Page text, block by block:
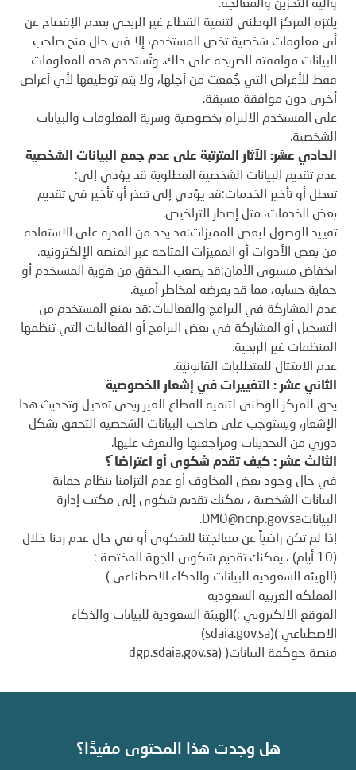
وآلية التخزين والمعالجة.
يلتزم المركز الوطني لتنمية القطاع غير الربحي بعدم الإفصاح عن
أي معلومات شخصية تخص المستخدم، إلا في حال منح صاحب
البيانات موافقته الصريحة على ذلك. وتُستخدم هذه المعلومات
فقط للأغراض التي جُمعت من أجلها، ولا يتم توظيفها لأي أغراض
أخرى دون موافقة مسبقة.
على المستخدم الالتزام بخصوصية وسرية المعلومات والبيانات
الشخصية.
الحادي عشر: الآثار المترتبة على عدم جمع البيانات الشخصية
عدم تقديم البيانات الشخصية المطلوبة قد يؤدي إلى:
تعطل أو تأخير الخدمات:قد يؤدي إلى تعذر أو تأخير في تقديم
بعض الخدمات، مثل إصدار التراخيص.
تقييد الوصول لبعض المميزات:قد يحد من القدرة على الاستفادة
من بعض الأدوات أو المميزات المتاحة عبر المنصة الإلكترونية.
انخفاض مستوى الأمان:قد يصعب التحقق من هوية المستخدم أو
حماية حسابه، مما قد يعرضه لمخاطر أمنية.
عدم المشاركة في البرامج والفعاليات:قد يمنع المستخدم من
التسجيل أو المشاركة في بعض البرامج أو الفعاليات التي تنظمها
المنظمات غير الربحية.
عدم الامتثال للمتطلبات القانونية.
الثاني عشر : التغييرات في إشعار الخصوصية
يحق للمركز الوطني لتنمية القطاع الغير ربحي تعديل وتحديث هذا
الإشعار، ويستوجب على صاحب البيانات الشخصية التحقق بشكل
دوري من التحديثات ومراجعتها والتعرف عليها.
الثالث عشر : كيف تقدم شكوى أو اعتراضا ً؟
في حال وجود بعض المخاوف أو عدم التزامنا بنظام حماية
البيانات الشخصية ، يمكنك تقديم شكوى إلى مكتب إدارة
البياناتDMO@ncnp.gov.sa
.
إذا لم تكن راضياً عن معالجتنا للشكوى أو في حال عدم ردنا خلال
(10 أيام) ، يمكنك تقديم شكوى للجهة المختصة :
(الهيئة السعودية للبيانات والذكاء الاصطناعي )
المملكه العربية السعودية
الموقع الالكتروني :)الهيئة السعودية للبيانات والذكاء
الاصطناعي )(sdaia.gov.sa)
منصة حوكمة البيانات( (dgp.sdaia.gov.sa
هل وجدت هذا المحتوى مفيدًا؟